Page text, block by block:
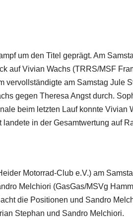
um den Titel geprägt. Am
auf Vivian Wachs (TRRS/MSF
vervollständigte am Samstag Jule
gegen Theresa Angst durch.
beim letzten Lauf konnte Vivian
in der Gesamtwertung auf
Motorrad-Club e.V.) am
Melchiori (GasGas/MSVg
die Positionen und Sandro
Stephan und Sandro Melchiori.